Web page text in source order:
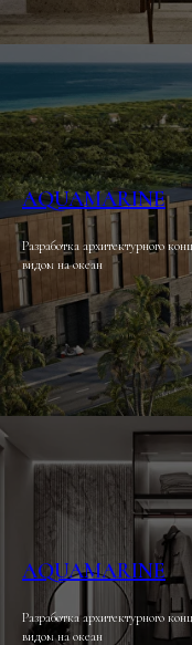
AQUAMARINE
Разработка архитектурного
видом на океан
AQUAMARINE
Разработка архитектурного
видом на океан